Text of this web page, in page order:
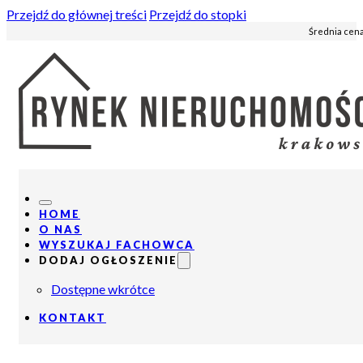
Przejdź do głównej treści Przejdź do stopki
Średnia
HOME
O NAS
WYSZUKAJ FACHOWCA
DODAJ OGŁOSZENIE
Dostępne wkrótce
KONTAKT